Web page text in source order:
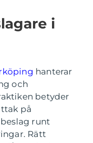
i
hanterar
och
betyder
på
runt
Rätt